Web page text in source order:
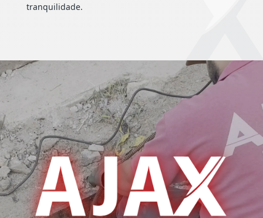
tranquilidade.